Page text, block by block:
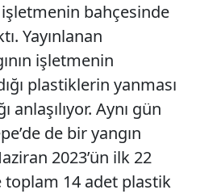
bahçesinde
Yayınlanan
işletmenin
plastiklerin yanması
anlaşılıyor. Aynı gün
de bir yangın
2023’ün ilk 22
toplam 14 adet plastik